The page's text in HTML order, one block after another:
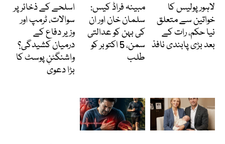
لاہور پولیس کا
خواتین سے متعلق
نیا حکم، رات کے
بعد بڑی پابندی نافذ
مبینہ فراڈ کیس:
سلمان خان اور ان
کی بہن کو عدالتی
سمن، 5 اکتوبر کو
طلب
اسلحے کے ذخائر پر
سوالات، ٹرمپ اور
وزیر دفاع کے
درمیان کشیدگی؟
واشنگٹن پوسٹ کا
بڑا دعویٰ